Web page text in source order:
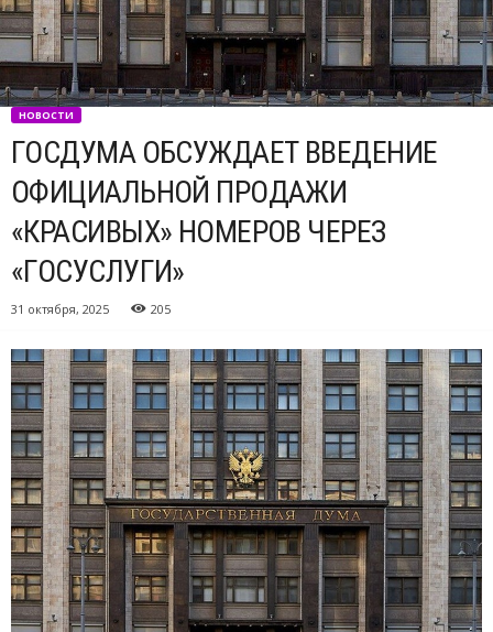
НОВОСТИ
ГОСДУМА ОБСУЖДАЕТ ВВЕДЕНИЕ
ОФИЦИАЛЬНОЙ ПРОДАЖИ
«КРАСИВЫХ» НОМЕРОВ ЧЕРЕЗ
«ГОСУСЛУГИ»
31 октября, 2025 205